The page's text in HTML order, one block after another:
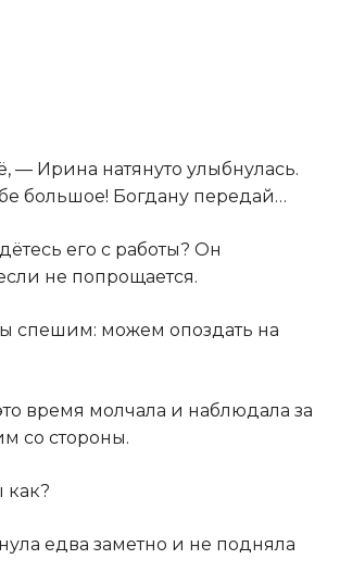
— Ирина натянуто улыбнулась.
большое! Богдану передай…
его с работы? Он
не попрощается.
спешим: можем опоздать на
время молчала и наблюдала за
со стороны.
как?
едва заметно и не подняла